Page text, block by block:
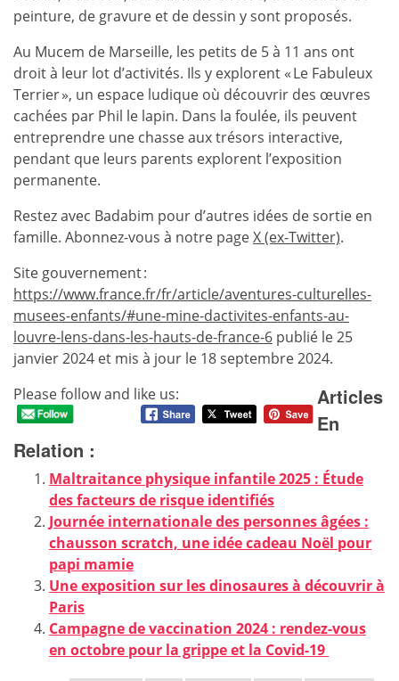
peinture, de gravure et de dessin y sont proposés.
Au Mucem de Marseille, les petits de 5 à 11 ans ont
droit à leur lot d’activités. Ils y explorent « Le Fabuleux
Terrier », un espace ludique où découvrir des œuvres
cachées par Phil le lapin. Dans la foulée, ils peuvent
entreprendre une chasse aux trésors interactive,
pendant que leurs parents explorent l’exposition
permanente.
Restez avec Badabim pour d’autres idées de sortie en
famille. Abonnez-vous à notre pageX (ex-Twitter).
Site gouvernement :
https://www.france.fr/fr/article/aventures-culturelles-
musees-enfants/#une-mine-dactivites-enfants-au-
louvre-lens-dans-les-hauts-de-france-6 publié le 25
janvier 2024 et mis à jour le 18 septembre 2024.
Please follow and like us:
Articles
En
Relation :
Maltraitance physique infantile 2025 : Étude
des facteurs de risque identifiés
Journée internationale des personnes âgées :
chausson scratch, une idée cadeau Noël pour
papi mamie
Une exposition sur les dinosaures à découvrir à
Paris
Campagne de vaccination 2024 : rendez-vous
en octobre pour la grippe et la Covid-19